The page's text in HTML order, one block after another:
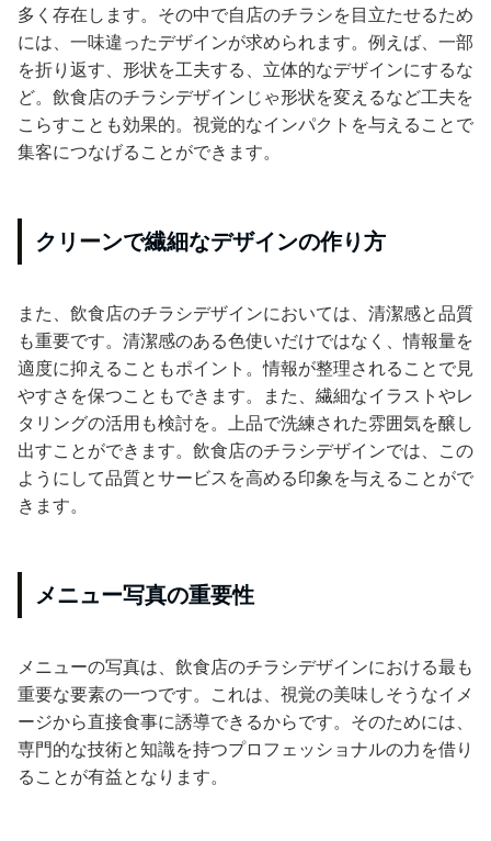
多く存在します。その中で自店のチラシを目立たせるため
には、一味違ったデザインが求められます。例えば、一部
を折り返す、形状を工夫する、立体的なデザインにするな
ど。飲食店のチラシデザインじゃ形状を変えるなど工夫を
こらすことも効果的。視覚的なインパクトを与えることで
集客につなげることができます。
クリーンで繊細なデザインの作り方
また、飲食店のチラシデザインにおいては、清潔感と品質
も重要です。清潔感のある色使いだけではなく、情報量を
適度に抑えることもポイント。情報が整理されることで見
やすさを保つこともできます。また、繊細なイラストやレ
タリングの活用も検討を。上品で洗練された雰囲気を醸し
出すことができます。飲食店のチラシデザインでは、この
ようにして品質とサービスを高める印象を与えることがで
きます。
メニュー写真の重要性
メニューの写真は、飲食店のチラシデザインにおける最も
重要な要素の一つです。これは、視覚の美味しそうなイメ
ージから直接食事に誘導できるからです。そのためには、
専門的な技術と知識を持つプロフェッショナルの力を借り
ることが有益となります。